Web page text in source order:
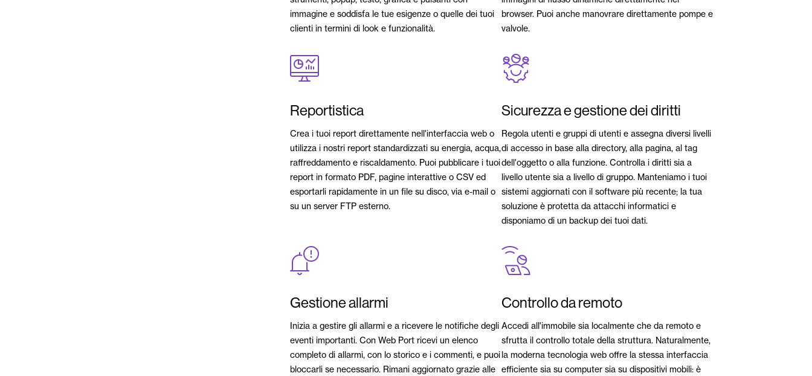
immagine e soddisfa le tue esigenze o quelle dei tuoi
clienti in termini di look e funzionalità.
browser. Puoi anche manovrare direttamente pompe e
valvole.
Reportistica
Crea i tuoi report direttamente nell'interfaccia web o
utilizza i nostri report standardizzati su energia, acqua,
raffreddamento e riscaldamento. Puoi pubblicare i tuoi
report in formato PDF, pagine interattive o CSV ed
esportarli rapidamente in un file su disco, via e-mail o
su un server FTP esterno.
Sicurezza e gestione dei diritti
Regola utenti e gruppi di utenti e assegna diversi livelli
di accesso in base alla directory, alla pagina, al tag
dell'oggetto o alla funzione. Controlla i diritti sia a
livello utente sia a livello di gruppo. Manteniamo i tuoi
sistemi aggiornati con il software più recente; la tua
soluzione è protetta da attacchi informatici e
disponiamo di un backup dei tuoi dati.
Gestione allarmi
Inizia a gestire gli allarmi e a ricevere le notifiche degli
eventi importanti. Con Web Port ricevi un elenco
completo di allarmi, con lo storico e i commenti, e puoi
bloccarli se necessario. Rimani aggiornato grazie alle
Controllo da remoto
Accedi all'immobile sia localmente che da remoto e
sfrutta il controllo totale della struttura. Naturalmente,
la moderna tecnologia web offre la stessa interfaccia
efficiente sia su computer sia su dispositivi mobili: è